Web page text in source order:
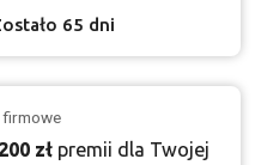
65 dni
firmowe
zł premii dla Twojej